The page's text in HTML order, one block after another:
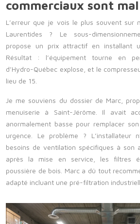
commerciaux sont
L’erreur que je vois le plus souvent sur
Laurentides ? Le sous-
propose un prix attractif en installant
Résultat : l’équipement tourne en
d’Hydro-Québec explose, et le
lieu de 15.
Je me souviens du dossier de Marc,
menuiserie à Saint-Jérôme. Il avait
anormalement basse pour remplacer
urgence. Le problème ? L’installateur
besoins de ventilation spécifiques à son
après la mise en service, les filtres
poussière de bois. Marc a dû tout
adapté incluant une pré-filtration